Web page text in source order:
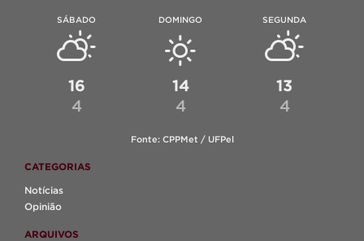
SÁBADO
16
4
DOMINGO
14
4
SEGUNDA
13
4
Fonte: CPPMet / UFPel
CATEGORIAS
Notícias
Opinião
ARQUIVOS